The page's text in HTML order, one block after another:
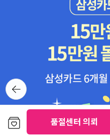
품절센터 의뢰
뒤로가
기